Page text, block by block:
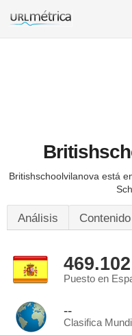
Britishschoolvilanova está
Análisis Contenido
469.102
Puesto en
--
Clasifica